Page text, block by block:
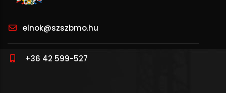
elnok@szszbmo.hu
+36 42 599-527